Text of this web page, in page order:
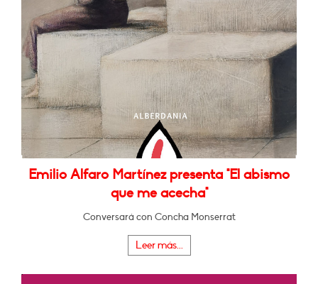
Emilio Alfaro Martínez presenta "El abismo
que me acecha"
Conversará con Concha Monserrat
Leer más...